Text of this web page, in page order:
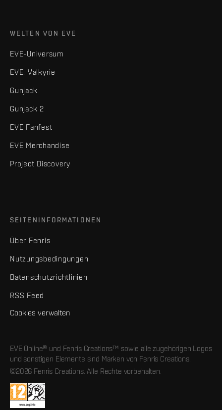
WELTEN VON EVE
EVE-Universum
EVE: Valkyrie
Gunjack
Gunjack 2
EVE Fanfest
EVE Merchandise
Project Discovery
SEITENINFORMATIONEN
Über Fenris
Nutzungsbedingungen
Datenschutzrichtlinien
RSS Feed
Cookies verwalten
EVE Online® und Fenris Creations™ sowie alle zugehörigen Logos
und sonstigen Elemente sind Marken von Fenris Creations.
©2026 Fenris Creations. Alle Rechte vorbehalten.